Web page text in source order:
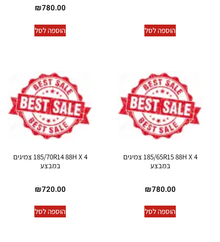
הוספה לסל
₪780.00
הוספה לסל
185/65R15 88H X 4 צמיגים
במבצע
₪780.00
הוספה לסל
185/70R14 88H X 4 צמיגים
במבצע
₪720.00
הוספה לסל